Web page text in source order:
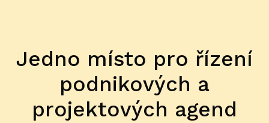
Jedno místo pro řízení
podnikových a
projektových agend